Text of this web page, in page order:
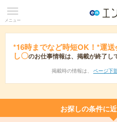
メニュー
*16時までなど時短OK！*運
し〇のお仕事情報は、掲載が終了し
掲載時の情報は、 ページ下
お探しの条件に